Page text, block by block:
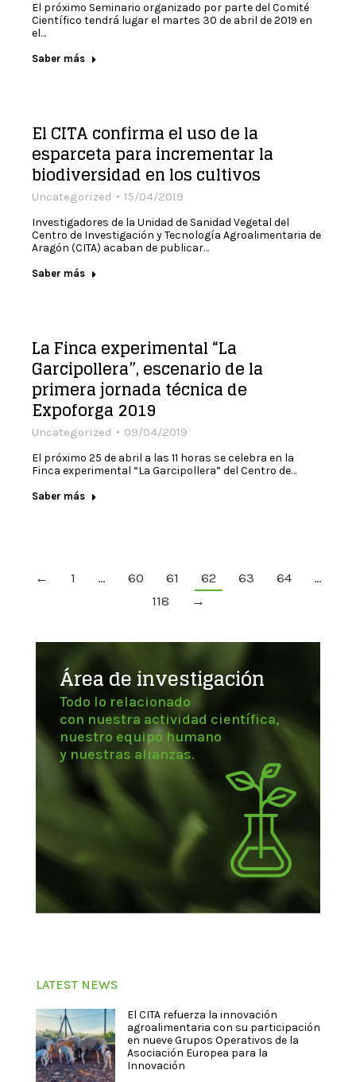
El próximo Seminario organizado por parte del Comité
Científico tendrá lugar el martes 30 de abril de 2019 en
el…
Saber más
El CITA confirma el uso de la
esparceta para incrementar la
biodiversidad en los cultivos
Uncategorized 15/04/2019
Investigadores de la Unidad de Sanidad Vegetal del
Centro de Investigación y Tecnología Agroalimentaria de
Aragón (CITA) acaban de publicar…
Saber más
La Finca experimental “La
Garcipollera”, escenario de la
primera jornada técnica de
Expoforga 2019
Uncategorized 09/04/2019
El próximo 25 de abril a las 11 horas se celebra en la
Finca experimental “La Garcipollera” del Centro de…
Saber más
← 1 … 60 61 62 63 64
…
118
→
Área de investigación
Todo lo relacionado
con nuestra actividad científica,
nuestro equipo humano
y nuestras alianzas.
LATEST NEWS
El CITA refuerza la innovación
agroalimentaria con su participación
en nueve Grupos Operativos de la
Asociación Europea para la
Innovación